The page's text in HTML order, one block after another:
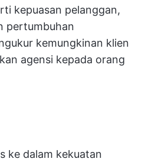
kepuasan pelanggan,
pertumbuhan
kemungkinan klien
agensi kepada orang
ke dalam kekuatan